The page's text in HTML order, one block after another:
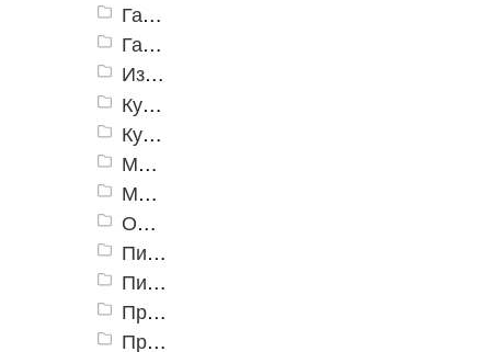
Газонокосилки аккумуляторные
Газонокосилки бензиновые
Измельчители
Культиваторы и мотоблоки
Кусторезы аккумуляторные
Мотоблоки
Мотобуры (бензобуры)
Опрыскиватели
Пилы цепные
Пилы цепные аккумуляторные
Принадлежности для культиваторов и мотоблоков
Принадлежности для мотобуров